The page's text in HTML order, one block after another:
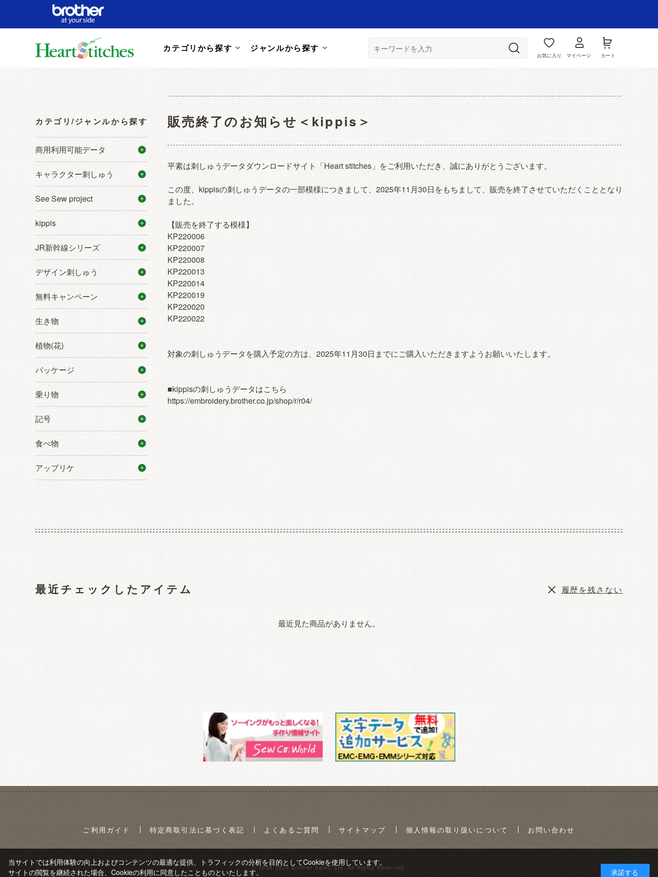
カテゴリから探す ジャンルから探す
お気に入り マイページ カート
カテゴリ/ジャンルから探す
商用利用可能データ
キャラクター刺しゅう
See Sew project
kippis
JR新幹線シリーズ
デザイン刺しゅう
無料キャンペーン
生き物
植物(花)
パッケージ
乗り物
記号
食べ物
アップリケ
販売終了のお知らせ＜kippis＞
平素は刺しゅうデータダウンロードサイト「Heart stitches」をご利用いただき、誠にありがとうございます。
この度、kippisの刺しゅうデータの一部模様につきまして、2025年11月30日をもちまして、販売を終了させていただくこととなり
ました。
【販売を終了する模様】
KP220006
KP220007
KP220008
KP220013
KP220014
KP220019
KP220020
KP220022
対象の刺しゅうデータを購入予定の方は、2025年11月30日までにご購入いただきますようお願いいたします。
■kippisの刺しゅうデータはこちら
https://embroidery.brother.co.jp/shop/r/r04/
最近チェックしたアイテム
最近見た商品がありません。
履歴を残さない
ご利用ガイド 特定商取引法に基づく表記 よくあるご質問 サイトマップ 個人情報の取り扱いについて お問い合わせ
© 2008-2024 Brother Sales, Ltd. All Rights Reserved.
当サイトでは利用体験の向上およびコンテンツの最適な提供、トラフィックの分析を目的としてCookieを使用しています。
サイトの閲覧を継続された場合、Cookieの利用に同意したことものといたします。
承諾する